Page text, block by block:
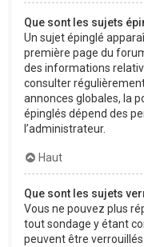
Que sont les sujets
Un sujet épinglé
première page du
des informations
consulter
annonces globales, la
épinglés dépend des
l’administrateur.
Haut
Que sont les sujets
Vous ne pouvez plus
tout sondage y étant
peuvent être